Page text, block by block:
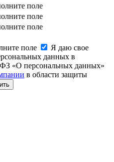
поле
поле
поле
поле
Я даю свое
данных в
«О персональных данных»
в области защиты